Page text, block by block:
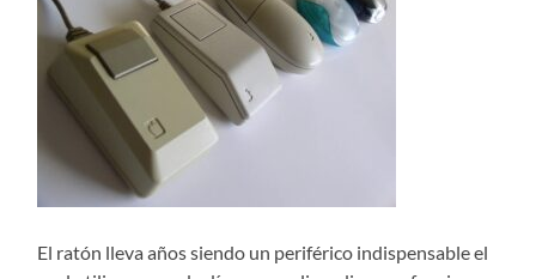
El ratón lleva años siendo un periférico indispensable el